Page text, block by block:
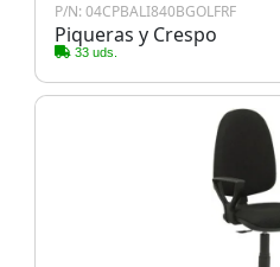
P/N: 04CPBALI840BGOLFRF
Piqueras y Crespo
33 uds.